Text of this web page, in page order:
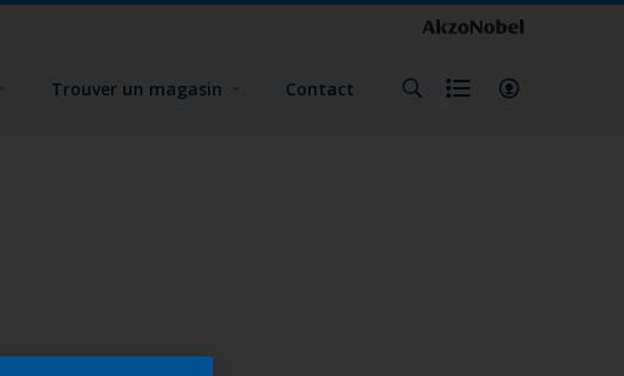
Trouver un magasin Contact